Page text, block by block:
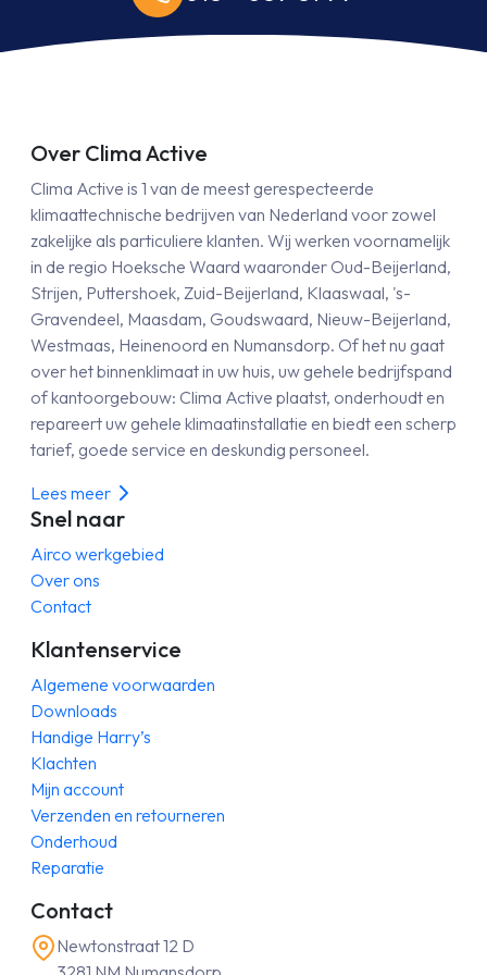
Over Clima Active
Clima Active is 1 van de meest gerespecteerde
klimaattechnische bedrijven van Nederland voor zowel
zakelijke als particuliere klanten. Wij werken voornamelijk
in de regio Hoeksche Waard waaronder Oud-Beijerland,
Strijen, Puttershoek, Zuid-Beijerland, Klaaswaal, 's-
Gravendeel, Maasdam, Goudswaard, Nieuw-Beijerland,
Westmaas, Heinenoord en Numansdorp. Of het nu gaat
over het binnenklimaat in uw huis, uw gehele bedrijfspand
of kantoorgebouw: Clima Active plaatst, onderhoudt en
repareert uw gehele klimaatinstallatie en biedt een scherp
tarief, goede service en deskundig personeel.
Lees meer
Snel naar
Airco werkgebied
Over ons
Contact
Klantenservice
Algemene voorwaarden
Downloads
Handige Harry’s
Klachten
Mijn account
Verzenden en retourneren
Onderhoud
Reparatie
Contact
Newtonstraat 12 D